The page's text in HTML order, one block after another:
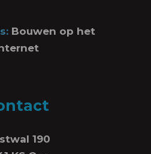
Bouwen op het
190